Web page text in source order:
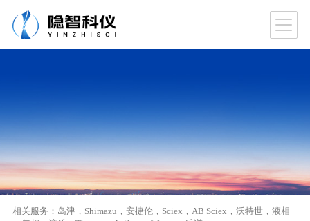
相关服务： 岛津， Shimazu ， 安捷伦， Sciex ， AB Sciex ， 沃特世， 液相